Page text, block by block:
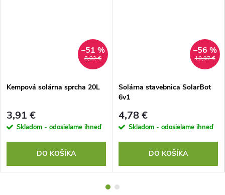
8,02 €
–51 %
Kempová solárna sprcha 20L
3,91 €
Skladom - odosielame ihneď
DO KOŠÍKA
10,97 €
–56 %
Solárna stavebnica SolarBot
6v1
4,78 €
Skladom - odosielame ihneď
DO KOŠÍKA